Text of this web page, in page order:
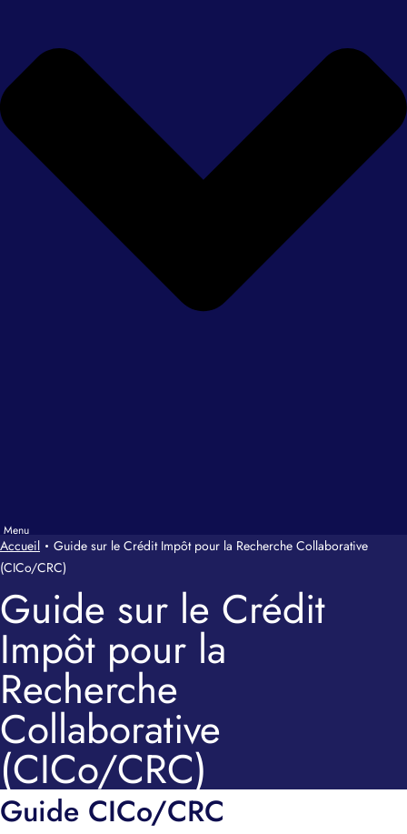
Accueil
Guide sur le Crédit Impôt pour la Recherche Collaborative
(CICo/CRC)
Guide sur le Crédit
Impôt pour la
Recherche
Collaborative
(CICo/CRC)
Guide CICo/CRC